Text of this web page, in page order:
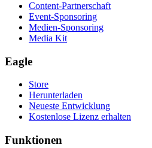
Content-Partnerschaft
Event-Sponsoring
Medien-Sponsoring
Media Kit
Eagle
Store
Herunterladen
Neueste Entwicklung
Kostenlose Lizenz erhalten
Funktionen